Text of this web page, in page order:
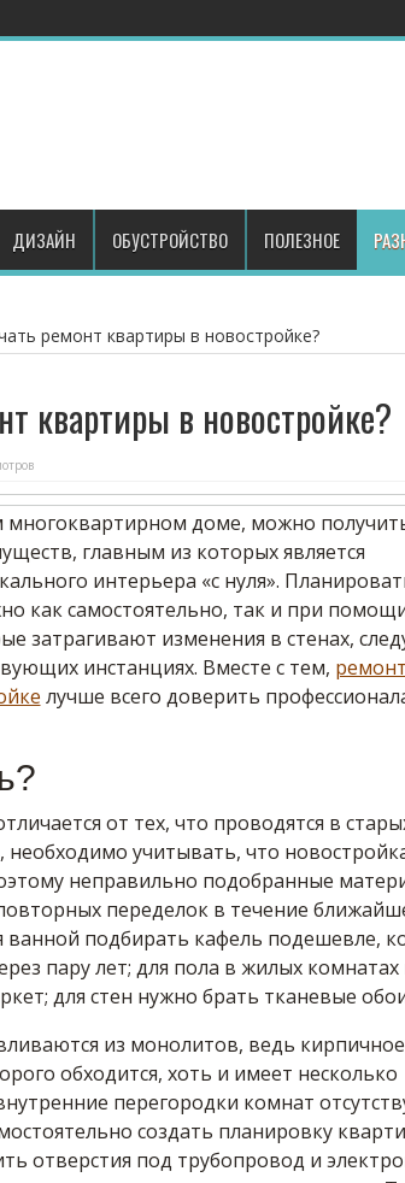
ДИЗАЙН ОБУСТРОЙСТВО ПОЛЕЗНОЕ
ремонт квартиры в новостройке?
квартиры в новостройке?
доме, можно
главным из которых является
интерьера «с нуля».
как самостоятельно, так и при
затрагивают изменения в стенах,
инстанциях. Вместе с тем, ремонт
лучше всего доверить
от тех, что проводятся в
необходимо учитывать, что
неправильно подобранные
переделок в течение
ванной подбирать кафель подешевле,
пару лет; для пола в жилых комнатах
для стен нужно брать тканевые
из монолитов, ведь кирпичное
обходится, хоть и имеет несколько
перегородки комнат
создать планировку
отверстия под трубопровод и